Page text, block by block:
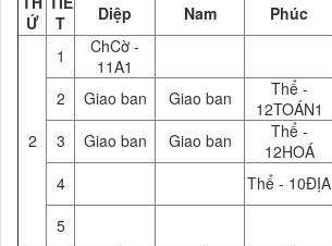
Ứ
T
Diệp Nam Phúc
2
1
ChCờ -
11A1
2
Giao ban Giao ban
Thể -
12TOÁN1
3
Giao ban Giao ban
Thể -
12HOÁ
4
Thể - 10ĐỊA
5